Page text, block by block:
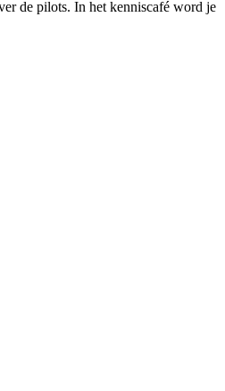
de pilots. In het kenniscafé word je